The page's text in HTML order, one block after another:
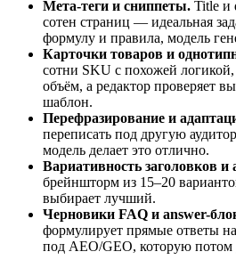
Мета-теги и сниппеты. Title и
сотен страниц — идеальная
формулу и правила, модель
Карточки товаров и
сотни SKU с похожей логикой,
объём, а редактор проверяет
шаблон.
Перефразирование и
переписать под другую
модель делает это отлично.
Вариативность заголовков и
брейншторм из 15–20
выбирает лучший.
Черновики FAQ и answer-
формулирует прямые ответы
под AEO/GEO, которую потом